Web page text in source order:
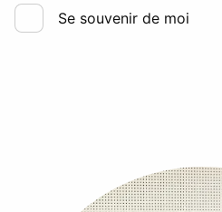
Se souvenir de moi